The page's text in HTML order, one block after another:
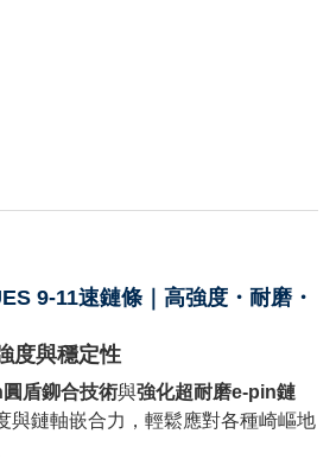
9-11速鏈條｜高強度・耐磨・
度與穩定性
盾鉚合技術與強化超耐磨e-pin鏈
與鏈軸嵌合力，輕鬆應對各種崎嶇地